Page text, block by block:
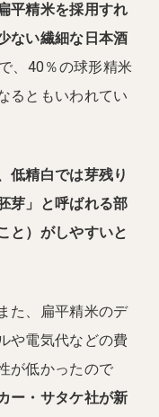
平精米を採用すれ
ない繊細な日本酒
、40％の球形精米
るともいわれてい
低精白では芽残り
芽」と呼ばれる部
と）がしやすいと
た、扁平精米のデ
や電気代などの費
が低かったので
ー・サタケ社が新